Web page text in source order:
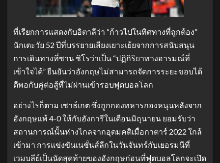
ที่เรียกการแสดงกับอิตาลีว่า “ก้าวไปในทิศทางที่ถูกต้อง”
นักเตะวัย 52 ปีที่บรรยายเสียงเยาะเย้ยจากการสนับสนุน
การเดินทางที่ซาน ซิโรว่าเป็น “ปฏิกิริยาทางอารมณ์ที่
เข้าใจได้” ยืนยันว่าอังกฤษไม่สามารถจัดการระยะขอบได้
ดีพอกับคู่ต่อสู้ที่ไม่ผ่านเข้ารอบฟุตบอลโลก
อย่างไรก็ตาม เซาธ์เกต ซึ่งถูกกองทหารกองหนุนหลังจาก
อังกฤษแพ้ 4-0 ให้กับฮังการีในเดือนมิถุนายน ยอมรับว่า
สถานการณ์นั้นห่างไกลจากอุดมคติเมื่อกาตาร์ 2022 ใกล้
เข้ามา การแข่งขันเนชั่นส์ลีกในวันจันทร์กับเยอรมนีที่
เวมบลีย์เป็นนัดสุดท้ายของอังกฤษก่อนที่ฟุตบอลโลกจะเปิด